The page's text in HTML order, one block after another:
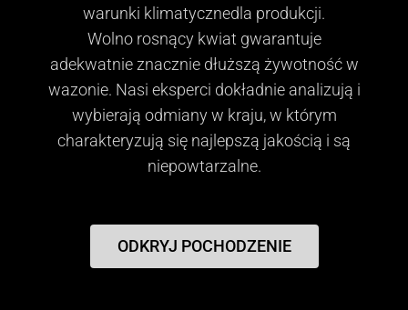
warunki klimatycznedla produkcji.
Wolno rosnący kwiat gwarantuje
adekwatnie znacznie dłuższą żywotność w
wazonie. Nasi eksperci dokładnie analizują i
wybierają odmiany w kraju, w którym
charakteryzują się najlepszą jakością i są
niepowtarzalne.
ODKRYJ POCHODZENIE